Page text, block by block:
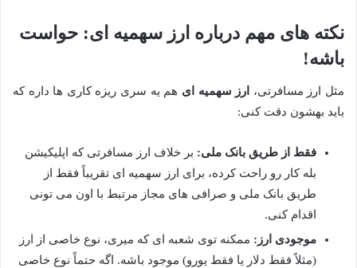
نکته های مهم درباره ارز سهمیه ای: حواست
باشه!
مثل ارز مسافرتی، ارز سهمیه ای هم یه سری ریزه کاری ها داره که
باید بهشون دقت کنی:
فقط از طریق بانک ملی: بر خلاف ارز مسافرتی که اپلیکیشن
بله کار رو راحت کرده، برای ارز سهمیه ای تقریباً فقط از
طریق بانک ملی و صرافی های مجاز مرتبط با اون می تونی
اقدام کنی.
موجودی ارز: ممکنه توی شعبه ای که میری، نوع خاصی از ارز
(مثلاً فقط دلار یا فقط یورو) موجود باشه. اگه حتماً نوع خاصی